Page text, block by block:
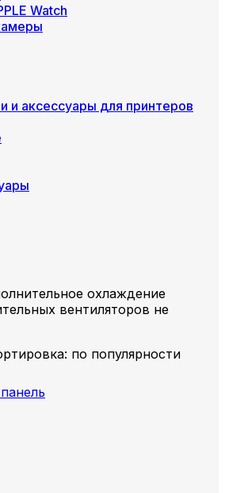
Watch
и аксессуары для принтеров
охлаждение
вентиляторов не
по популярности